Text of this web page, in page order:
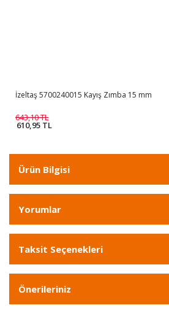
İzeltaş 5700240015 Kayış Zımba 15 mm
643,10 TL
610,95 TL
Ürün Bilgisi
Yorumlar
Taksit Seçenekleri
Önerileriniz